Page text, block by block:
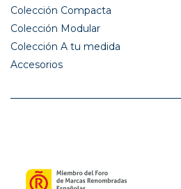
Colección Compacta
Colección Modular
Colección A tu medida
Accesorios